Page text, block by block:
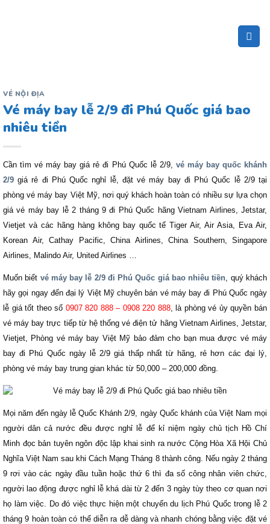
VÉ NỘI ĐỊA
Vé máy bay lễ 2/9 đi Phú Quốc giá bao
nhiêu tiền
Cần tìm vé máy bay giá rẻ đi Phú Quốc lễ 2/9, vé máy bay quốc khánh
2/9 giá rẻ đi Phú Quốc nghỉ lễ, đặt vé máy bay đi Phú Quốc lễ 2/9 tại
phòng vé máy bay Việt Mỹ, nơi quý khách hoàn toàn có nhiều sự lựa chọn
giá vé máy bay lễ 2 tháng 9 đi Phú Quốc hãng Vietnam Airlines, Jetstar,
Vietjet và các hãng hàng không bay quốc tế Tiger Air, Air Asia, Eva Air,
Korean Air, Cathay Pacific, China Airlines, China Southern, Singapore
Airlines, Malindo Air, United Airlines …
Muốn biết vé máy bay lễ 2/9 đi Phú Quốc giá bao nhiêu tiền , quý khách
hãy gọi ngay đến đại lý Việt Mỹ chuyên bán vé máy bay đi Phú Quốc ngày
lễ giá tốt theo số 0907 820 888 – 0908 220 888, là phòng vé ủy quyền bán
vé máy bay trực tiếp từ hệ thống vé điện tử hãng Vietnam Airlines, Jetstar,
Vietjet, Phòng vé máy bay Việt Mỹ bảo đảm cho bạn mua được vé máy
bay đi Phú Quốc ngày lễ 2/9 giá thấp nhất từ hãng, rẻ hơn các đại lý,
phòng vé máy bay trung gian khác từ 50,000 – 200,000 đồng.
Mọi năm đến ngày lễ Quốc Khánh 2/9, ngày Quốc khánh của Việt Nam mọi
người dân cả nước đều được nghỉ lễ để kỉ niệm ngày chủ tịch Hồ Chí
Minh đọc bản tuyên ngôn độc lập khai sinh ra nước Cộng Hòa Xã Hội Chủ
Nghĩa Việt Nam sau khi Cách Mạng Tháng 8 thành công. Nếu ngày 2 tháng
9 rơi vào các ngày đầu tuần hoặc thứ 6 thì đa số công nhân viên chức,
người lao động được nghỉ lễ khá dài từ 2 đến 3 ngày tùy theo cơ quan nơi
họ làm việc. Do đó việc thực hiện một chuyến du lịch Phú Quốc trong lễ 2
tháng 9 hoàn toàn có thể diễn ra dễ dàng và nhanh chóng bằng việc đặt vé